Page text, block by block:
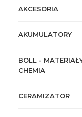
AKCESORIA
AKUMULATORY
BOLL -
CHEMIA
CERAMIZATOR